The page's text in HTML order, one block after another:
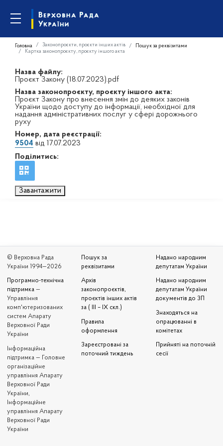
Головна Законопроєкти, проєкти інших актів
Пошук за реквізитами
Картка законопроєкту, проєкту іншого акта
Назва файлу:
Проєкт Закону (18.07.2023).pdf
Назва законопроєкту, проєкту іншого акта:
Проєкт Закону про внесення змін до деяких законів
України щодо доступу до інформації, необхідної для
надання адміністративних послуг у сфері дорожнього
руху
Номер, дата реєстрації:
9504 від 17.07.2023
Поділитись:
Завантажити
© Верховна Рада
України 1994—2026
Програмно-технічна
підтримка —
Управління
комп'ютеризованих
систем Апарату
Верховної Ради
України
Iнформаційна
підтримка — Головне
організаційне
управління Апарату
Верховної Ради
України,
Інформаційне
управління Апарату
Верховної Ради
України
Пошук за
реквізитами
Архів
законопроєктів,
проєктів інших актів
за ( III – IX скл.)
Правила
оформлення
Зареєстровані за
поточний тиждень
Надано народним
депутатам України
Надано народним
депутатам України
документів до ЗП
Знаходяться на
опрацюванні в
комітетах
Прийняті на поточній
сесії